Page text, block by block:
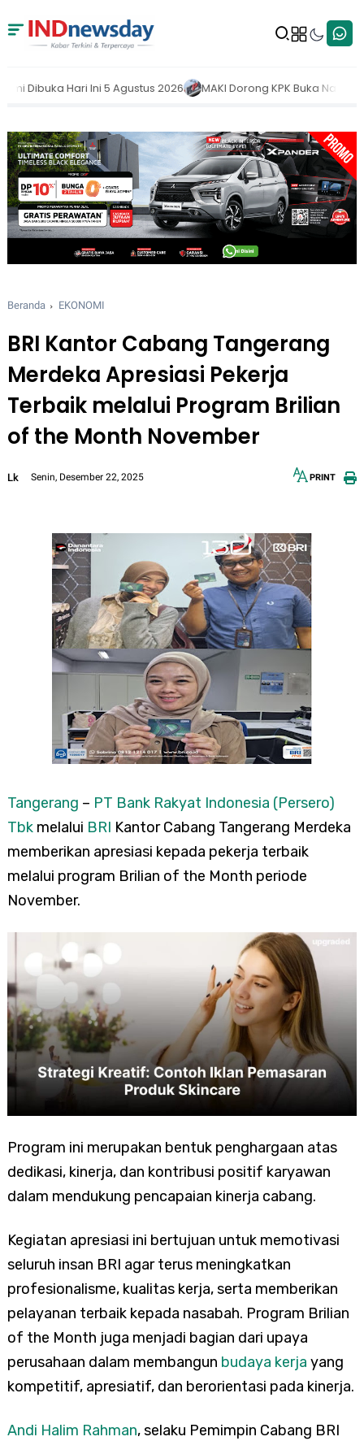
2026 MAKI Dorong KPK Buka Nama Pejabat yang Belum Lapor
Beranda EKONOMI
BRI Kantor Cabang Tangerang
Merdeka Apresiasi Pekerja
Terbaik melalui Program Brilian
of the Month November
Lk Senin, Desember 22, 2025 PRINT
Tangerang – PT Bank Rakyat Indonesia (Persero)
Tbkmelalui BRI Kantor Cabang Tangerang Merdeka
memberikan apresiasi kepada pekerja terbaik
melalui program Brilian of the Month periode
November.
Program ini merupakan bentuk penghargaan atas
dedikasi, kinerja, dan kontribusi positif karyawan
dalam mendukung pencapaian kinerja cabang.
Kegiatan apresiasi ini bertujuan untuk memotivasi
seluruh insan BRI agar terus meningkatkan
profesionalisme, kualitas kerja, serta memberikan
pelayanan terbaik kepada nasabah. Program Brilian
of the Month juga menjadi bagian dari upaya
perusahaan dalam membangun budaya kerja yang
kompetitif, apresiatif, dan berorientasi pada kinerja.
Andi Halim Rahman, selaku Pemimpin Cabang BRI